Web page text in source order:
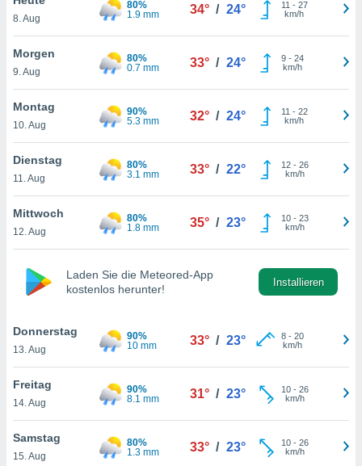
oder
Partner
es uns
das
der
Profil zu
Ihnen
finden
. Sie
jederzeit
Sie
8. Aug
80%
1.9 mm
34° / 24° 11 - 27
km/h
Morgen
9. Aug
80%
0.7 mm
33° / 24° 9- 24
km/h
Montag
10. Aug
90%
5.3 mm
32° / 24° 11 - 22
km/h
Dienstag
11. Aug
80%
3.1 mm
33° / 22° 12- 26
km/h
Mittwoch
12. Aug
80%
1.8 mm
35° / 23° 10- 23
km/h
Laden Sie die Meteored-App
kostenlos herunter!
Installieren
Donnerstag
13. Aug
90%
10 mm
33° / 23° 8- 20
km/h
Freitag
14. Aug
90%
8.1 mm
31° / 23° 10- 26
km/h
Samstag
15. Aug
80%
1.3 mm
33° / 23° 10- 26
km/h